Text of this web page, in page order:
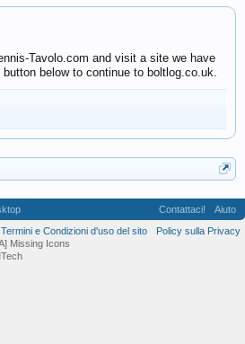
Tavolo.com and visit a site we have
below to continue to boltlog.co.uk.
Contattaci!
Aiuto
Termini e Condizioni d'uso del sito
Policy sulla Privacy
Missing Icons